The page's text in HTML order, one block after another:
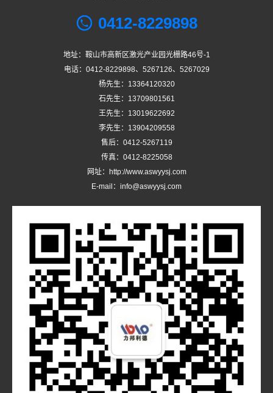
0412-8229898
地址：鞍山市高新区激光产业园光栅路46号-1
电话：0412-8229898、5267126、5267029
杨先生：13364120320
石先生：13709801561
王先生：13019622692
李先生：13904209558
售后：0412-5267119
传真：0412-8225058
网址：http://www.aswyysj.com
E-mail：info@aswyysj.com